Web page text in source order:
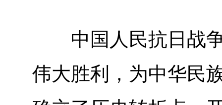
中国人民抗日战争
伟大胜利，为中华民